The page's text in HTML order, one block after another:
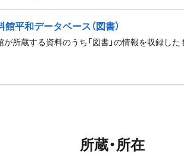
平和データベース（図書）
所蔵する資料のうち「図書」の情報を収録した
所蔵・所在